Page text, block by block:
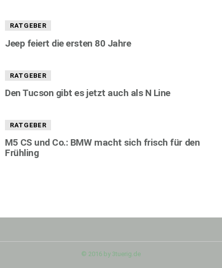
RATGEBER
Jeep feiert die ersten 80 Jahre
RATGEBER
Den Tucson gibt es jetzt auch als N Line
RATGEBER
M5 CS und Co.: BMW macht sich frisch für den
Frühling
© 2016 by 3tuerig.de